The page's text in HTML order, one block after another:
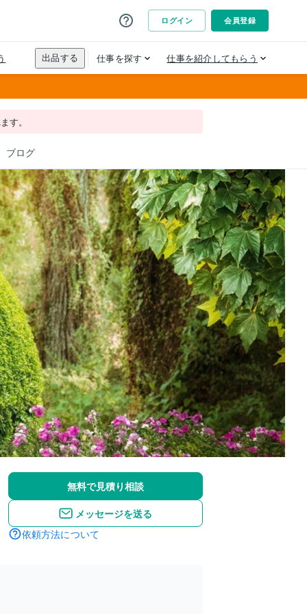
す。
ブログ
無料で見積り相談
メッセージを送る
依頼方法について